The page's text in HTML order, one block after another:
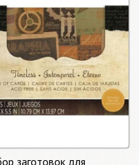
заготовок для